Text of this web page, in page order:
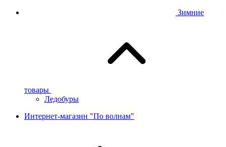
Зимние
товары
Ледобуры
Интернет-магазин "По волнам"